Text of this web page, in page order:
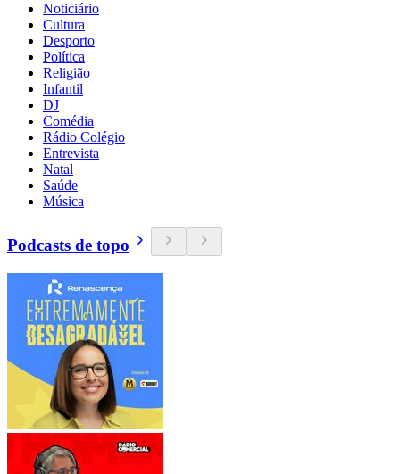
Noticiário
Cultura
Desporto
Política
Religião
Infantil
DJ
Comédia
Rádio Colégio
Entrevista
Natal
Saúde
Música
Podcasts de topo